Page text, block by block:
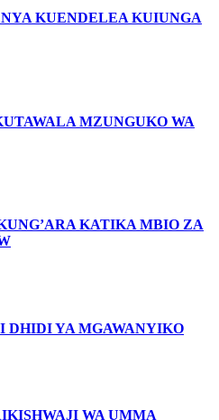
KUENDELEA KUIUNGA
MZUNGUKO WA
KATIKA MBIO ZA
DHIDI YA MGAWANYIKO
WA UMMA